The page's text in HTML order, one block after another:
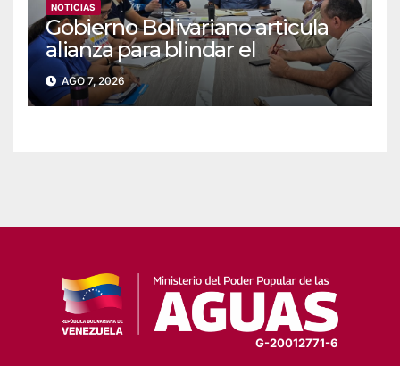
NOTICIAS
Gobierno Bolivariano articula
alianza para blindar el
suministro de agua y
electricidad en Falcón
AGO 7, 2026
G-20012771-6